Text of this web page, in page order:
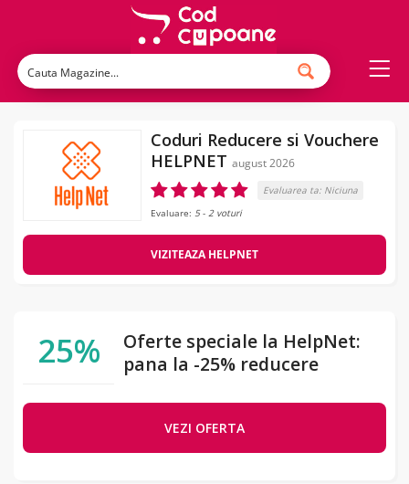
Coduri Reducere si Vouchere
HELPNET august 2026
Evaluarea ta: Niciuna
Evaluare: 5- 2 voturi
VIZITEAZA HELPNET
25%
Oferte speciale la HelpNet:
pana la -25% reducere
VEZI OFERTA